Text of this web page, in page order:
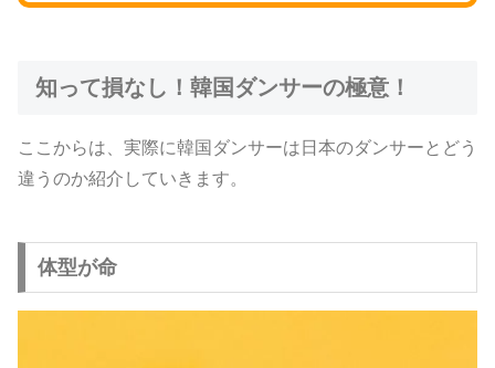
知って損なし！韓国ダンサーの極意！
ここからは、実際に韓国ダンサーは日本のダンサーとどう
違うのか紹介していきます。
体型が命